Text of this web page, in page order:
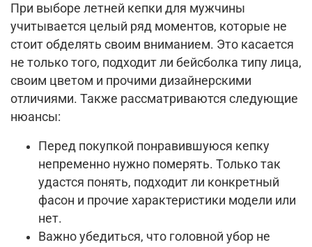
При выборе летней кепки для мужчины
учитывается целый ряд моментов, которые не
стоит обделять своим вниманием. Это касается
не только того, подходит ли бейсболка типу лица,
своим цветом и прочими дизайнерскими
отличиями. Также рассматриваются следующие
нюансы:
Перед покупкой понравившуюся кепку
непременно нужно померять. Только так
удастся понять, подходит ли конкретный
фасон и прочие характеристики модели или
нет.
Важно убедиться, что головной убор не